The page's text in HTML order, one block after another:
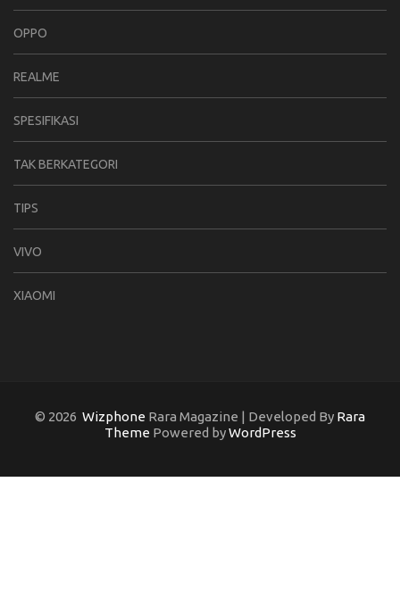
OPPO
REALME
SPESIFIKASI
TAK BERKATEGORI
TIPS
VIVO
XIAOMI
© 2026 Wizphone Rara Magazine | Developed By Rara
Theme Powered byWordPress